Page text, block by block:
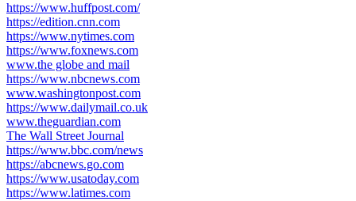
https://www.huffpost.com/
https://edition.cnn.com
https://www.nytimes.com
https://www.foxnews.com
www.the globe and mail
https://www.nbcnews.com
www.washingtonpost.com
https://www.dailymail.co.uk
www.theguardian.com
The Wall Street Journal
https://www.bbc.com/news
https://abcnews.go.com
https://www.usatoday.com
https://www.latimes.com